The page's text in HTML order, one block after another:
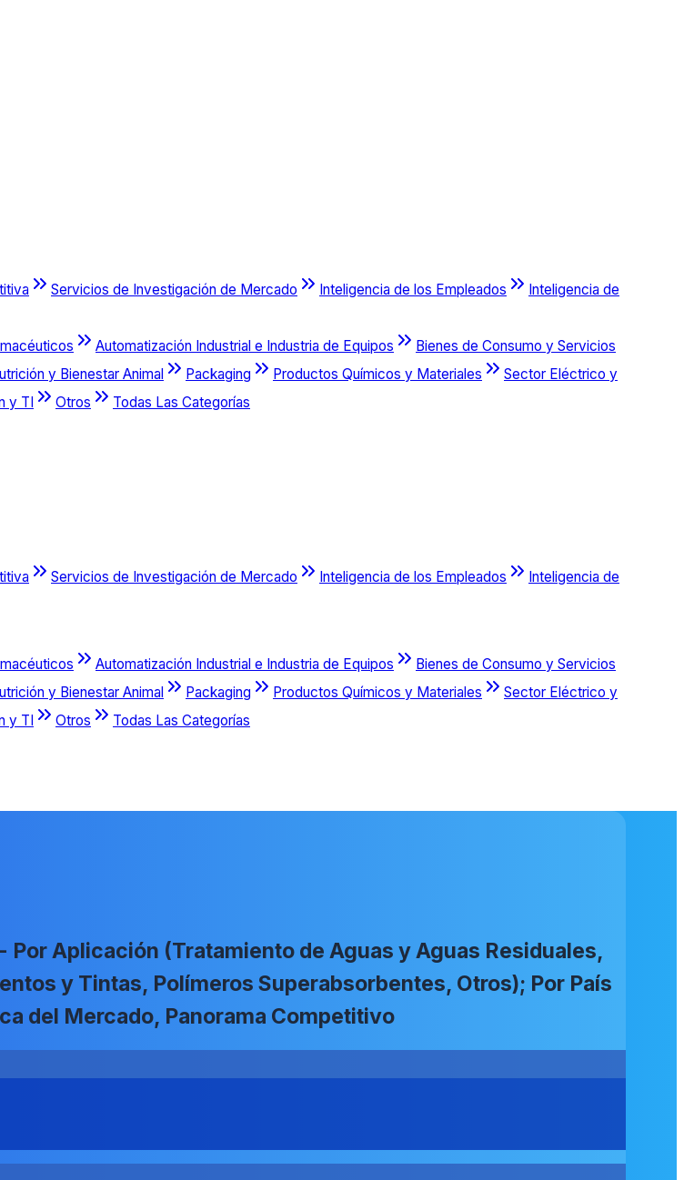
Servicios de Investigación de Mercado Inteligencia de los Empleados
Inteligencia de
Automatización Industrial e Industria de Equipos
Bienes de Consumo y Servicios
y Bienestar Animal Packaging Productos Químicos y Materiales
Sector Eléctrico y
y TI Otros Todas Las Categorías
Servicios de Investigación de Mercado Inteligencia de los Empleados
Inteligencia de
Automatización Industrial e Industria de Equipos
Bienes de Consumo y Servicios
y Bienestar Animal Packaging Productos Químicos y Materiales
Sector Eléctrico y
y TI Otros
Todas Las Categorías
Aplicación (Tratamiento de Aguas y Aguas Residuales,
y Tintas, Polímeros Superabsorbentes, Otros); Por País
del Mercado, Panorama Competitivo